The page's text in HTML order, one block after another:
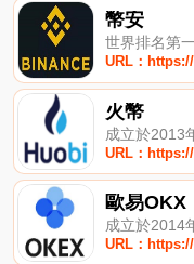
幣安
世界排名第
URL：
火幣
成立於2013
URL：
歐易OKX
成立於2014
URL：